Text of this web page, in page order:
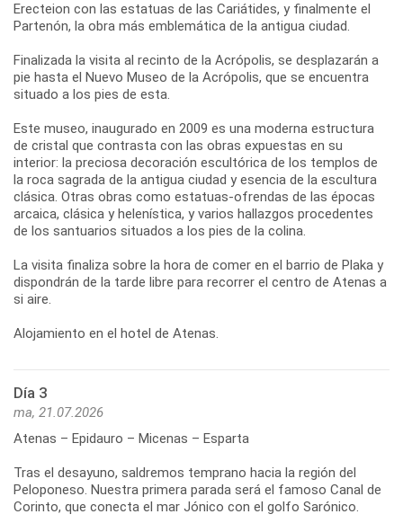
Erecteion con las estatuas de las Cariátides, y finalmente el
Partenón, la obra más emblemática de la antigua ciudad.
Finalizada la visita al recinto de la Acrópolis, se desplazarán a
pie hasta el Nuevo Museo de la Acrópolis, que se encuentra
situado a los pies de esta.
Este museo, inaugurado en 2009 es una moderna estructura
de cristal que contrasta con las obras expuestas en su
interior: la preciosa decoración escultórica de los templos de
la roca sagrada de la antigua ciudad y esencia de la escultura
clásica. Otras obras como estatuas-ofrendas de las épocas
arcaica, clásica y helenística, y varios hallazgos procedentes
de los santuarios situados a los pies de la colina.
La visita finaliza sobre la hora de comer en el barrio de Plaka y
dispondrán de la tarde libre para recorrer el centro de Atenas a
si aire.
Día 3
ma, 21.07.2026
Atenas – Epidauro – Micenas – Esparta
Tras el desayuno, saldremos temprano hacia la región del
Peloponeso. Nuestra primera parada será el famoso Canal de
Corinto, que conecta el mar Jónico con el golfo Sarónico.